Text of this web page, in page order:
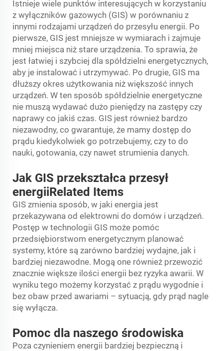
Istnieje wiele punktów interesujących w korzystaniu
z wyłączników gazowych (GIS) w porównaniu z
innymi rodzajami urządzeń do przesyłu energii. Po
pierwsze, GIS jest mniejsze w wymiarach i zajmuje
mniej miejsca niż stare urządzenia. To sprawia, że
jest łatwiej i szybciej dla spółdzielni energetycznych,
aby je instalować i utrzymywać. Po drugie, GIS ma
dłuższy okres użytkowania niż większość innych
urządzeń. W ten sposób spółdzielnie energetyczne
nie muszą wydawać dużo pieniędzy na zastępy czy
naprawy co jakiś czas. GIS jest również bardzo
niezawodny, co gwarantuje, że mamy dostęp do
prądu kiedykolwiek go potrzebujemy, czy to do
nauki, gotowania, czy nawet strumienia danych.
Jak GIS przekształca przesył
energiiRelated Items
GIS zmienia sposób, w jaki energia jest
przekazywana od elektrowni do domów i urządzeń.
Postęp w technologii GIS może pomóc
przedsiębiorstwom energetycznym planować
systemy, które są zarówno bardziej wydajne, jak i
bardziej niezawodne. Mogą one również przewozić
znacznie większe ilości energii bez ryzyka awarii. W
wyniku tego możemy korzystać z prądu wygodnie i
bez obaw przed awariami – sytuacją, gdy prąd nagle
się wyłącza.
Pomoc dla naszego środowiska
Poza czynieniem energii bardziej bezpieczną i